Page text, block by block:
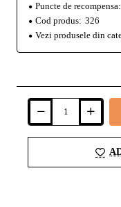
Puncte de recompensa:
Cod produs: 326
Vezi produsele din